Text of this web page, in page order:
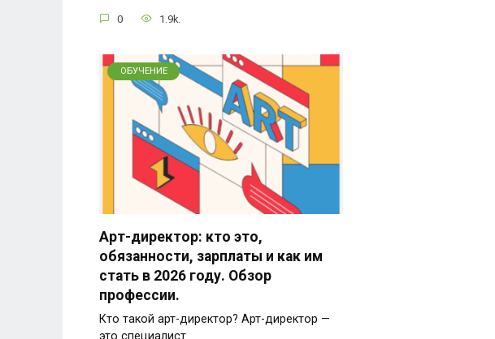
0 1.9k.
ОБУЧЕНИЕ
Арт-директор: кто это,
обязанности, зарплаты и как им
стать в 2026 году. Обзор
профессии.
Кто такой арт-директор? Арт-директор —
это специалист